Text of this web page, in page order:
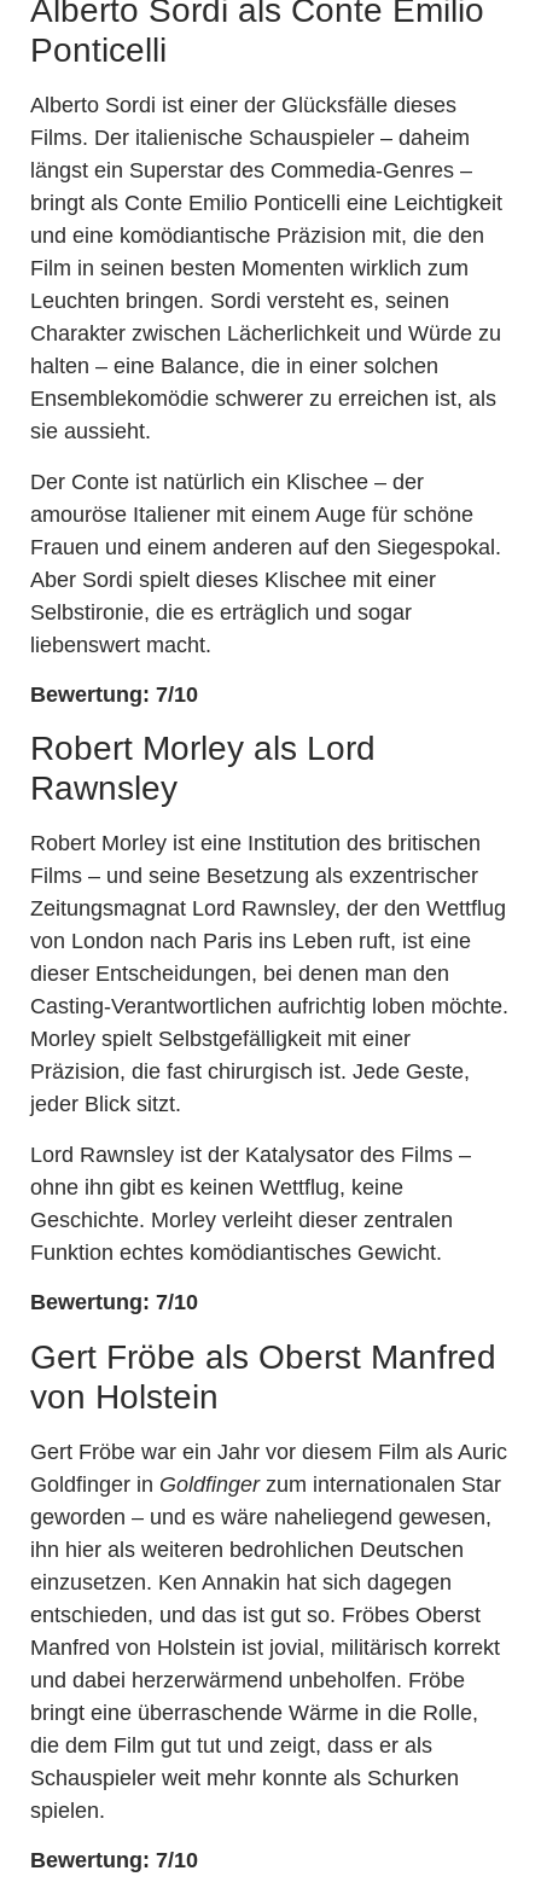
Alberto Sordi als Conte Emilio
Ponticelli
Alberto Sordi ist einer der Glücksfälle dieses
Films. Der italienische Schauspieler – daheim
längst ein Superstar des Commedia-Genres –
bringt als Conte Emilio Ponticelli eine Leichtigkeit
und eine komödiantische Präzision mit, die den
Film in seinen besten Momenten wirklich zum
Leuchten bringen. Sordi versteht es, seinen
Charakter zwischen Lächerlichkeit und Würde zu
halten – eine Balance, die in einer solchen
Ensemblekomödie schwerer zu erreichen ist, als
sie aussieht.
Der Conte ist natürlich ein Klischee – der
amouröse Italiener mit einem Auge für schöne
Frauen und einem anderen auf den Siegespokal.
Aber Sordi spielt dieses Klischee mit einer
Selbstironie, die es erträglich und sogar
liebenswert macht.
Bewertung: 7/10
Robert Morley als Lord
Rawnsley
Robert Morley ist eine Institution des britischen
Films – und seine Besetzung als exzentrischer
Zeitungsmagnat Lord Rawnsley, der den Wettflug
von London nach Paris ins Leben ruft, ist eine
dieser Entscheidungen, bei denen man den
Casting-Verantwortlichen aufrichtig loben möchte.
Morley spielt Selbstgefälligkeit mit einer
Präzision, die fast chirurgisch ist. Jede Geste,
jeder Blick sitzt.
Lord Rawnsley ist der Katalysator des Films –
ohne ihn gibt es keinen Wettflug, keine
Geschichte. Morley verleiht dieser zentralen
Funktion echtes komödiantisches Gewicht.
Bewertung: 7/10
Gert Fröbe als Oberst Manfred
von Holstein
Gert Fröbe war ein Jahr vor diesem Film als Auric
Goldfinger in Goldfingerzum internationalen Star
geworden – und es wäre naheliegend gewesen,
ihn hier als weiteren bedrohlichen Deutschen
einzusetzen. Ken Annakin hat sich dagegen
entschieden, und das ist gut so. Fröbes Oberst
Manfred von Holstein ist jovial, militärisch korrekt
und dabei herzerwärmend unbeholfen. Fröbe
bringt eine überraschende Wärme in die Rolle,
die dem Film gut tut und zeigt, dass er als
Schauspieler weit mehr konnte als Schurken
spielen.
Bewertung: 7/10